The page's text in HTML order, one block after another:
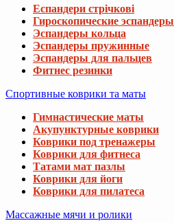
Еспандери стрічкові
Гироскопические эспандеры
Эспандеры кольца
Эспандеры пружинные
Эспандеры для пальцев
Фитнес резинки
Спортивные коврики та маты
Гимнастические маты
Акупунктурные коврики
Коврики под тренажеры
Коврики для фитнеса
Татами мат пазлы
Коврики для йоги
Коврики для пилатеса
Массажные мячи и ролики